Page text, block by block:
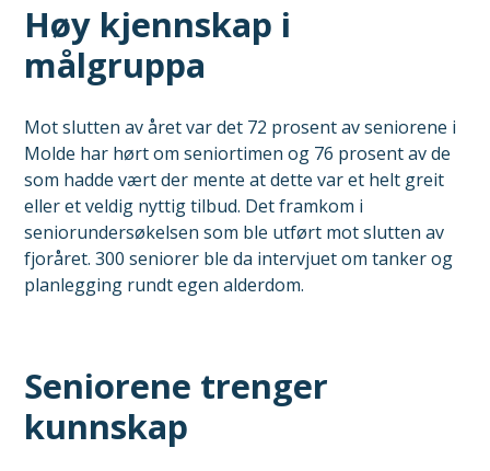
Høy kjennskap i
målgruppa
Mot slutten av året var det 72 prosent av seniorene i
Molde har hørt om seniortimen og 76 prosent av de
som hadde vært der mente at dette var et helt greit
eller et veldig nyttig tilbud. Det framkom i
seniorundersøkelsen som ble utført mot slutten av
fjoråret. 300 seniorer ble da intervjuet om tanker og
planlegging rundt egen alderdom.
Seniorene trenger
kunnskap